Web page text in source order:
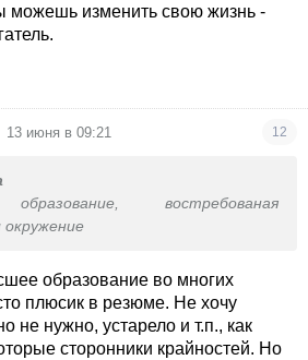
можешь изменить свою жизнь -
13 июня в 09:21 12
востребованая
окружение
образование во многих
плюсик в резюме. Не хочу
не нужно, устарело и т.п., как
сторонники крайностей. Но